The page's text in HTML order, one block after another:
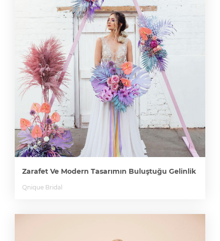
Zarafet Ve Modern Tasarımın Buluştuğu Gelinlik
Qnique Bridal